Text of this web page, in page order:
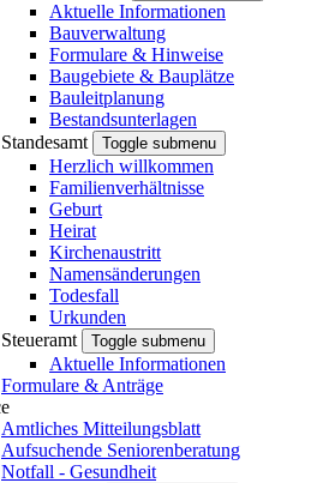
Aktuelle Informationen
Bauverwaltung
Formulare & Hinweise
Baugebiete & Bauplätze
Bauleitplanung
Bestandsunterlagen
Standesamt
Toggle submenu
Herzlich willkommen
Familienverhältnisse
Geburt
Heirat
Kirchenaustritt
Namensänderungen
Todesfall
Urkunden
Steueramt
Toggle submenu
Aktuelle Informationen
Formulare & Anträge
Amtliches Mitteilungsblatt
Aufsuchende Seniorenberatung
Notfall - Gesundheit